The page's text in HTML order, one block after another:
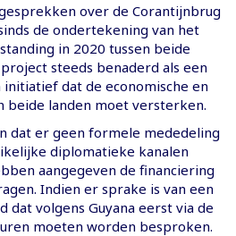
over de Corantijnbrug
de ondertekening van het
in 2020 tussen beide
steeds benaderd als een
dat de economische en
beide landen moet versterken.
dat er geen formele mededeling
diplomatieke kanalen
aangegeven de financiering
Indien er sprake is van een
dat volgens Guyana eerst via de
moeten worden besproken.